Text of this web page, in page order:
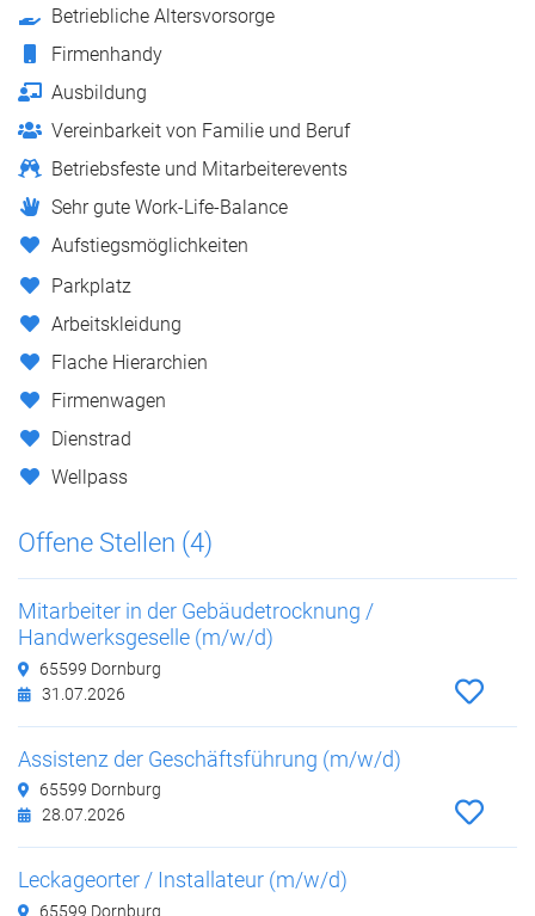
Betriebliche Altersvorsorge
Firmenhandy
Ausbildung
Vereinbarkeit von Familie und Beruf
Betriebsfeste und Mitarbeiterevents
Sehr gute Work-Life-Balance
Aufstiegsmöglichkeiten
Parkplatz
Arbeitskleidung
Flache Hierarchien
Firmenwagen
Dienstrad
Wellpass
Offene Stellen (4)
Mitarbeiter in der Gebäudetrocknung /
Handwerksgeselle (m/w/d)
65599 Dornburg
31.07.2026
Assistenz der Geschäftsführung (m/w/d)
65599 Dornburg
28.07.2026
Leckageorter / Installateur (m/w/d)
65599 Dornburg